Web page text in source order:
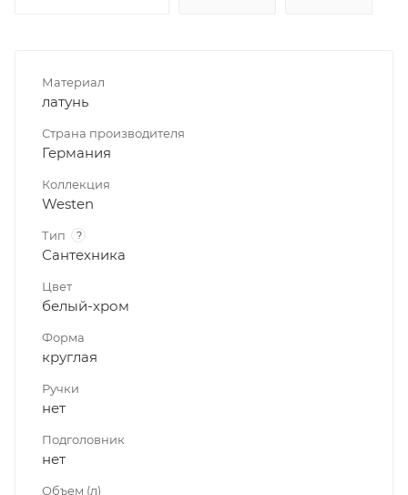
Материал
латунь
Страна производителя
Германия
Коллекция
Westen
Тип ?
Сантехника
Цвет
белый-хром
Форма
круглая
Ручки
нет
Подголовник
нет
Объем (л)